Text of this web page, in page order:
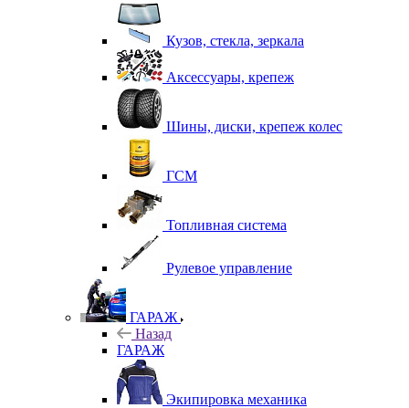
Кузов, стекла, зеркала
Аксессуары, крепеж
Шины, диски, крепеж колес
ГСМ
Топливная система
Рулевое управление
ГАРАЖ
Назад
ГАРАЖ
Экипировка механика